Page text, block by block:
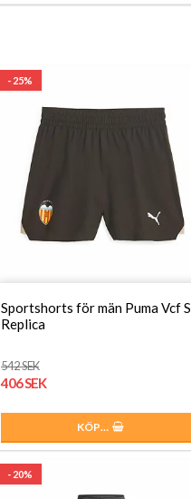
- 25%
Sportshorts för män Puma Vcf S
Replica
542 SEK
406 SEK
KÖP…
- 20%